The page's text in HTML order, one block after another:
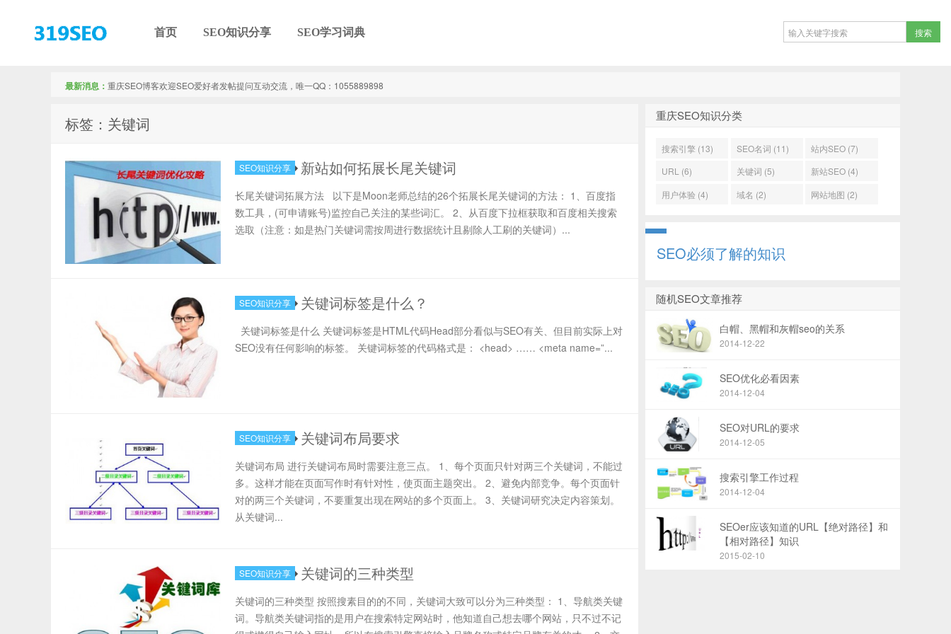
首页 SEO知识分享 SEO学习词典
最新消息： 重庆SEO博客欢迎SEO爱好者发帖提问互动交流，唯一QQ：1055889898
标签：关键词
SEO知识分享 新站如何拓展长尾关键词
长尾关键词拓展方法 以下是Moon老师总结的26个拓展长尾关键词的方法： 1、百度指
数工具，(可申请账号)监控自己关注的某些词汇。 2、从百度下拉框获取和百度相关搜索
选取（注意：如是热门关键词需按周进行数据统计且剔除人工刷的关键词）...
SEO知识分享 关键词标签是什么？
关键词标签是什么 关键词标签是HTML代码Head部分看似与SEO有关、但目前实际上对
SEO没有任何影响的标签。 关键词标签的代码格式是： <head> …… <meta name=”...
SEO知识分享 关键词布局要求
关键词布局 进行关键词布局时需要注意三点。 1、每个页面只针对两三个关键词，不能过
多。这样才能在页面写作时有针对性，使页面主题突出。 2、避免内部竞争。每个页面针
对的两三个关键词，不要重复出现在网站的多个页面上。 3、关键词研究决定内容策划。
从关键词...
SEO知识分享 关键词的三种类型
关键词的三种类型 按照搜素目的的不同，关键词大致可以分为三种类型： 1、导航类关键
词。导航类关键词指的是用户在搜索特定网站时，他知道自己想去哪个网站，只不过不记
重庆SEO知识分类
搜索引擎 (13) SEO名词 (11)
站内SEO (7)
URL (6)
关键词 (5)
新站SEO (4)
用户体验 (4)
域名 (2) 网站地图 (2)
SEO必须了解的知识
随机SEO文章推荐
白帽、黑帽和灰帽seo的关系
2014-12-22
SEO优化必看因素
2014-12-04
SEO对URL的要求
2014-12-05
搜索引擎工作过程
2014-12-04
SEOer应该知道的URL【绝对路径】和
【相对路径】知识
2015-02-10